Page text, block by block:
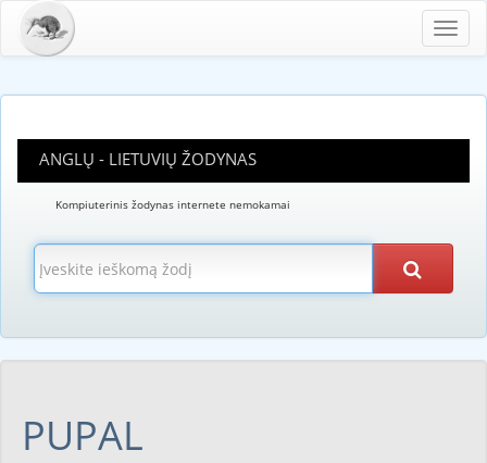
ANGLŲ - LIETUVIŲ ŽODYNAS
Kompiuterinis žodynas internete nemokamai
PUPAL